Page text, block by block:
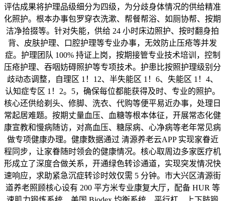
评估成果将护理品级细分为四级，为分歧身体情况的供给精准
化照护。根本办事包罗穿衣洗漱、帮餐帮浴、如厕协帮、按期
洁净拾掇等。针对失能，供给 24 小时床边照护、按时翻身拍
背、皮肤护理、口腔护理等专业办事，无效防止压疮等并发
症。护理团队 100% 持证上岗，按期接管专业技术培训，控制
压疮护理、吞咽妨碍照护等专项技术。护患比按照护理级别分
歧动态调整，自理区 1！12、半失能区 1！6、失能区 1！4、
认知症专区 1！2。5，确保每位都能获得及时、专业的照护。
核心还供给剃头、修脚、洗衣、代购等便平易近办事，处理日
常起居难题。按期丈量血压、血糖等根本体征，开展常态化健
康宣教和慢病随访，对高血压、糖尿病、心净病等老年常见病
做专项健康办理。健康数据通过 清源养老云APP 实现家眷近
程同步，让家眷随时领会的健康情况。核心取周边多家医疗机
形成立了深度合做关系，开通绿色转诊通道，实现突发情况快
速响应，求助紧急沉症转诊时效仅需 5 分钟。市大兴区清源街
道养老照顾核心设有 200 平方米专业康复大厅，配备 HUR 等